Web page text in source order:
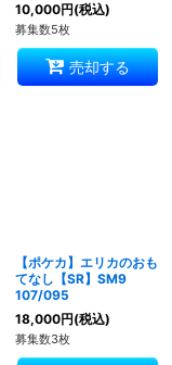
10,000円(税込)
募集数5枚
売却する
【ポケカ】エリカのおも
てなし【SR】SM9
107/095
18,000円(税込)
募集数3枚